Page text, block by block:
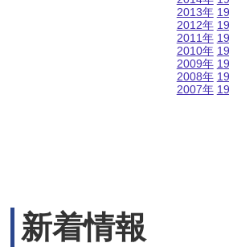
2013年
2012年
2011年
2010年
2009年
2008年
2007年
新着情報